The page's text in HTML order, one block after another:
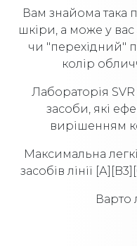
Вам знайома така
шкіри, а може у
чи "перехідний"
колір
Лабораторія
засоби, які
вирішенням
Максимальна
засобів лінії
Варто